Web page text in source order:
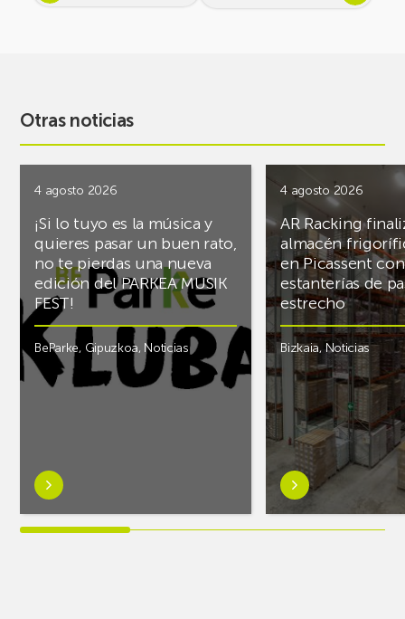
Otras noticias
4 agosto 2026
¡Si lo tuyo es la música y
quieres pasar un buen rato,
no te pierdas una nueva
edición del PARKEA MUSIK
FEST!
BeParke, Gipuzkoa, Noticias
Saber
más
sobre¡Si
4 agosto 2026
AR Racking
almacén
en Picassent con
estanterías de
estrecho
Bizkaia,Noticias
Saber
más